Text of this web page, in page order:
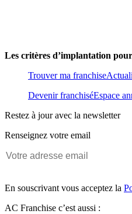
Les critères d’implantation
Trouver ma franchise
Devenir franchiséEspace
Restez à jour avec la newsletter
Renseignez votre email
En souscrivant vous acceptez la
AC Franchise c’est aussi :